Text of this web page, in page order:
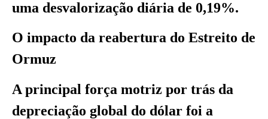
uma desvalorização diária de 0,19%.
O impacto da reabertura do Estreito de
Ormuz
A principal força motriz por trás da
depreciação global do dólar foi a